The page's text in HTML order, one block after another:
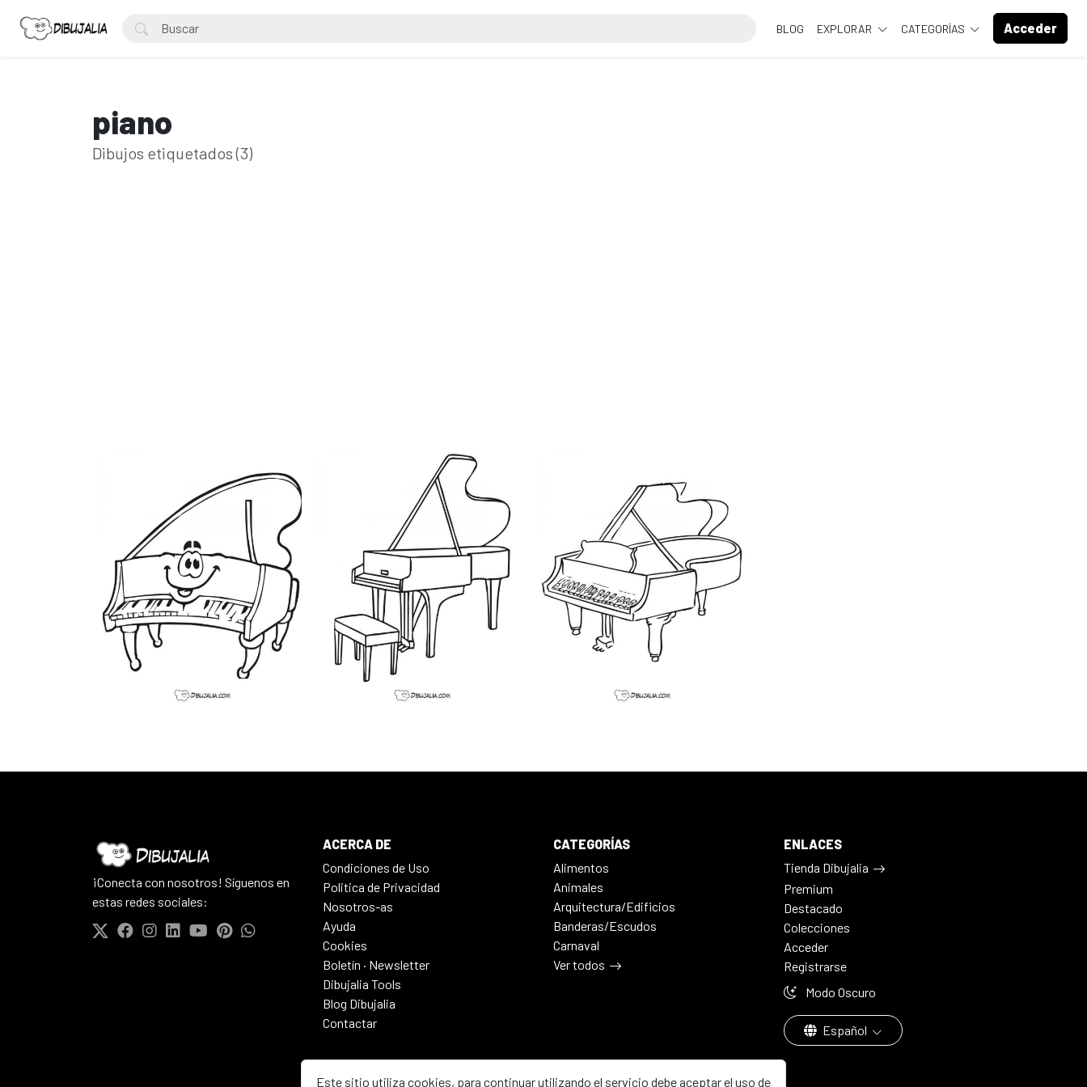
Este sitio utiliza cookies, para continuar utilizando el servicio debe aceptar el uso de
BLOG EXPLORAR CATEGORÍAS Acceder
piano
Dibujos etiquetados (3)
¡Conecta con nosotros! Síguenos en
estas redes sociales:
ACERCA DE
Condiciones de Uso
Politica de Privacidad
Nosotros-as
Ayuda
Cookies
Boletín · Newsletter
Dibujalia Tools
Blog Dibujalia
Contactar
CATEGORÍAS
Alimentos
Animales
Arquitectura/Edificios
Banderas/Escudos
Carnaval
Ver todos
ENLACES
Tienda Dibujalia
Premium
Destacado
Colecciones
Acceder
Registrarse
Modo Oscuro
Español